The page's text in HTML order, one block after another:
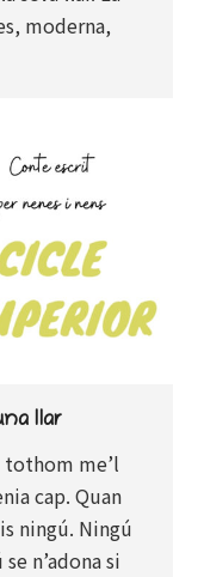
moderna,
llar
tothom me’l
cap. Quan
ningú. Ningú
n’adona si